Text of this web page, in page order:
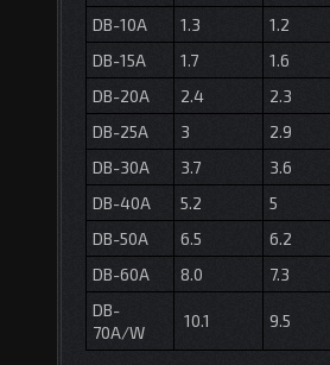
DB-10A
1.3 1.2
DB-15A
1.7 1.6
DB-20A
2.4 2.3
DB-25A
3 2.9
DB-30A
3.7 3.6
DB-40A
5.2 5
DB-50A
6.5 6.2
DB-60A
8.0 7.3
DB-
70A/W
10.1 9.5